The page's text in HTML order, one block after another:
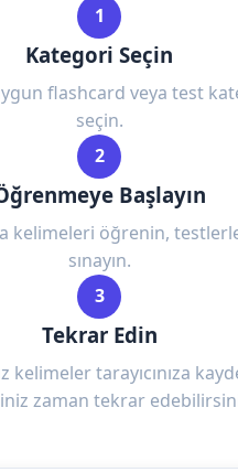
1
Kategori Seçin
flashcard veya test
seçin.
2
Başlayın
kelimeleri öğrenin,
sınayın.
3
Tekrar Edin
kelimeler tarayıcınıza
zaman tekrar